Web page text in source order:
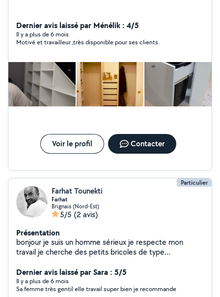
Dernier avis laissé par Ménélik : 4/5
Il y a plus de 6 mois
Motivé et travailleur ,très disponible pour ses clients.
Voir le profil Contacter
Particulier
Farhat Tounekti
Farhat
Brignais (Nord-Est)
5/5 (2 avis)
Présentation
bonjour je suis un homme sérieux je respecte mon
travail je cherche des petits bricoles de type
aide au courses, installation électroménager, nettoyage
chantier. Je suis encore un boulanger qualifié j'ai une
expérience 2 ans
Dernier avis laissé par Sara : 5/5
Il y a plus de 6 mois
Sa femme très gentil elle travail super bien je recommande